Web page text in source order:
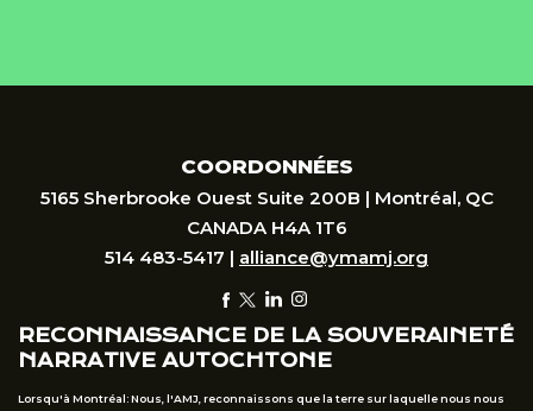
COORDONNÉES
5165 Sherbrooke Ouest Suite 200B | Montréal, QC
CANADA H4A 1T6
514 483-5417 | alliance@ymamj.org
RECONNAISSANCE DE LA SOUVERAINETÉ
NARRATIVE AUTOCHTONE
Lorsqu'à Montréal: Nous, l'AMJ, reconnaissons que la terre sur laquelle nous nous